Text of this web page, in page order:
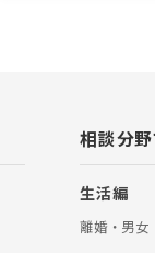
相談分
生活編
離婚・男女